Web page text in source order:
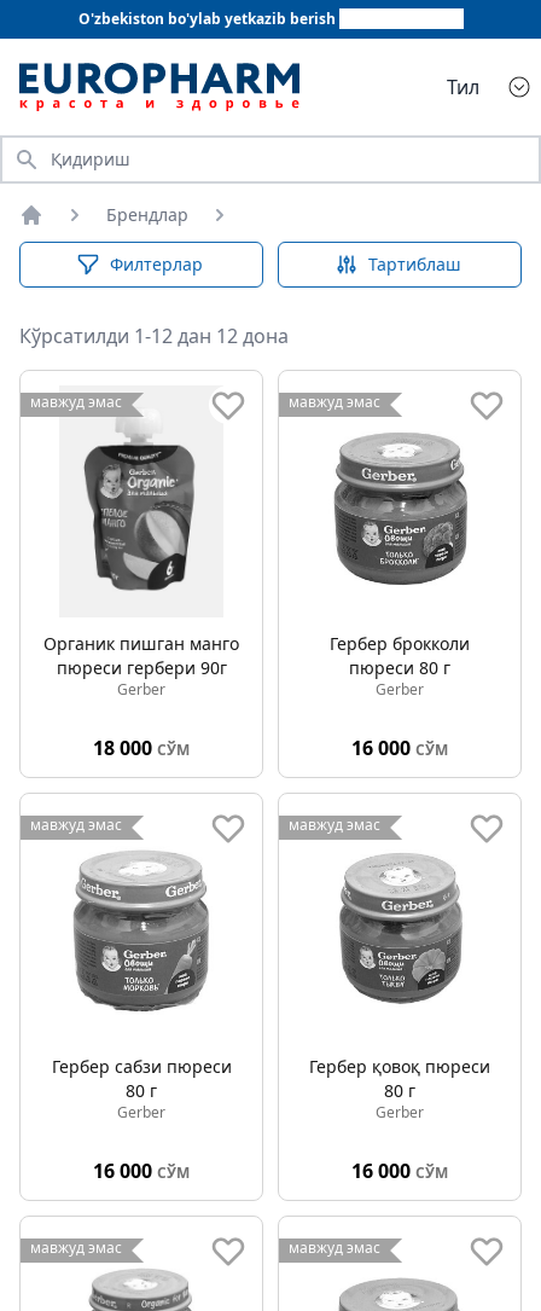
O'zbekiston bo'ylab yetkazib berish
Тил
Қидириш
Бош саҳифа
Брендлар
Филтерлар Тартиблаш
Кўрсатилди 1-12 дан 12 дона
мавжуд эмас
Органик пишган манго
пюреси гербери 90г
Gerber
18 000 СЎМ
мавжуд эмас
Гербер брокколи
пюреси 80 г
Gerber
16 000 СЎМ
мавжуд эмас
Гербер сабзи пюреси
80 г
Gerber
16 000 СЎМ
мавжуд эмас
Гербер қовоқ пюреси
80 г
Gerber
16 000 СЎМ
мавжуд эмас мавжуд эмас